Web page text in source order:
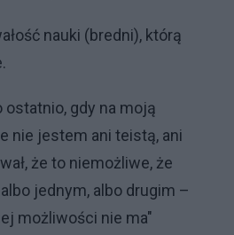
nauki (bredni), którą
ostatnio, gdy na moją
nie jestem ani teistą, ani
że to niemożliwe, że
jednym, albo drugim –
możliwości nie ma"